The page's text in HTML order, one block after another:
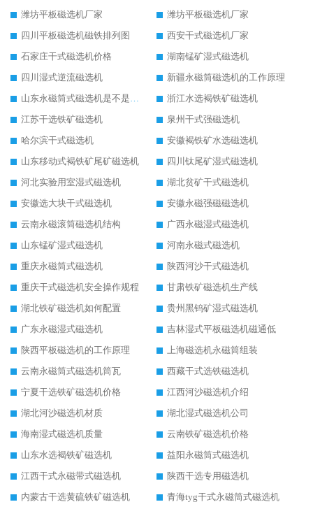
潍坊平板磁选机厂家
潍坊平板磁选机厂家
四川平板磁选机磁铁排列图
西安干式磁选机厂家
石家庄干式磁选机价格
湖南锰矿湿式磁选机
四川湿式逆流磁选机
新疆永磁筒磁选机的工作原理
山东永磁筒式磁选机是不是强磁
浙江水选褐铁矿磁选机
江苏干选铁矿磁选机
泉州干式强磁选机
哈尔滨干式磁选机
安徽褐铁矿水选磁选机
山东移动式褐铁矿尾矿磁选机
四川钛尾矿湿式磁选机
河北实验用室湿式磁选机
湖北贫矿干式磁选机
安徽选大块干式磁选机
安徽永磁强磁磁选机
云南永磁滚筒磁选机结构
广西永磁湿式磁选机
山东锰矿湿式磁选机
河南永磁式磁选机
重庆永磁筒式磁选机
陕西河沙干式磁选机
重庆干式磁选机安全操作规程
甘肃铁矿磁选机生产线
湖北铁矿磁选机如何配置
贵州黑钨矿湿式磁选机
广东永磁湿式磁选机
吉林湿式平板磁选机磁通低
陕西平板磁选机的工作原理
上海磁选机永磁筒组装
云南永磁筒式磁选机筒瓦
西藏干式选铁磁选机
宁夏干选铁矿磁选机价格
江西河沙磁选机介绍
湖北河沙磁选机材质
湖北湿式磁选机公司
海南湿式磁选机质量
云南铁矿磁选机价格
山东水选褐铁矿磁选机
益阳永磁筒式磁选机
江西干式永磁带式磁选机
陕西干选专用磁选机
内蒙古干选黄硫铁矿磁选机
青海tyg干式永磁筒式磁选机